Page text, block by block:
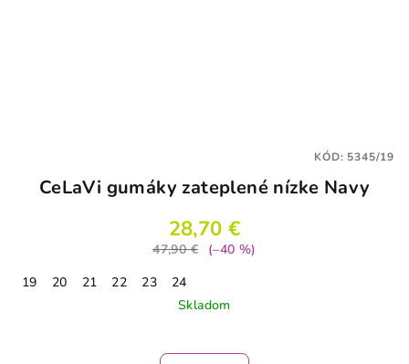
CeLaVi gumáky zateplené nízke Navy
28,70 €
47,90 €
(–40 %)
19
20 21 22 23
24
Skladom
KÓD: 5345/19